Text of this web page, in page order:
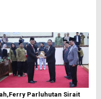
Parluhutan Sirait